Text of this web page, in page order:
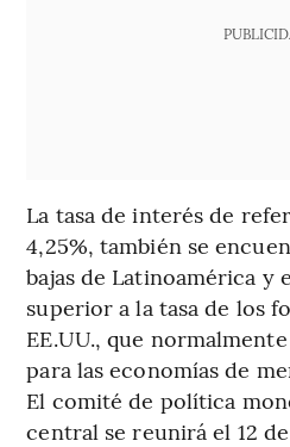
La tasa de interés de
4,25%, también se
bajas de Latinoamérica y
superior a la tasa de los
EE.UU., que
para las economías de
El comité de política
central se reunirá el 12